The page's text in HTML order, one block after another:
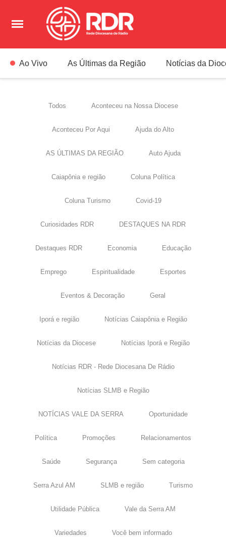
Ao Vivo As Últimas da Região Notícias da
Todos Aconteceu na Nossa Diocese
Aconteceu Por Aqui Ajuda do Alto
AS ÚLTIMAS DA REGIÃO Auto Ajuda
Caiapônia e região Coluna Política
Coluna Turismo Covid-19
Curiosidades RDR DESTAQUES NA RDR​
Destaques RDR Economia Educação
Emprego Espiritualidade Esportes
Eventos & Decoração Geral
Iporá e região Notícias Caiapônia e Região
Notícias da Diocese Notícias Iporá e Região
Notícias RDR - Rede Diocesana De Rádio
Notícias SLMB e Região
NOTÍCIAS VALE DA SERRA Oportunidade
Política Promoções Relacionamentos
Saúde Segurança Sem categoria
Serra Azul AM SLMB e região Turismo
Utilidade Pública Vale da Serra AM
Variedades Você bem informado